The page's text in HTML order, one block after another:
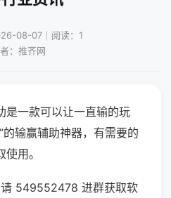
08-07｜阅读：1
：推齐网
是一款可以让一直输的玩
的输赢辅助神器，有需要的
用。
549552478 进群获取软